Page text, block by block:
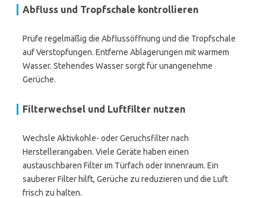
Abfluss und Tropfschale kontrollieren
Prüfe regelmäßig die Abflussöffnung und die Tropfschale
auf Verstopfungen. Entferne Ablagerungen mit warmem
Wasser. Stehendes Wasser sorgt für unangenehme
Gerüche.
Filterwechsel und Luftfilter nutzen
Wechsle Aktivkohle- oder Geruchsfilter nach
Herstellerangaben. Viele Geräte haben einen
austauschbaren Filter im Türfach oder Innenraum. Ein
sauberer Filter hilft, Gerüche zu reduzieren und die Luft
frisch zu halten.